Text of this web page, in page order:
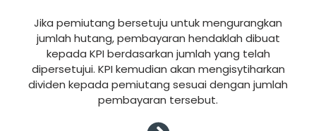
Jika pemiutang bersetuju untuk mengurangkan
jumlah hutang, pembayaran hendaklah dibuat
kepada KPI berdasarkan jumlah yang telah
dipersetujui. KPI kemudian akan mengisytiharkan
dividen kepada pemiutang sesuai dengan jumlah
pembayaran tersebut.